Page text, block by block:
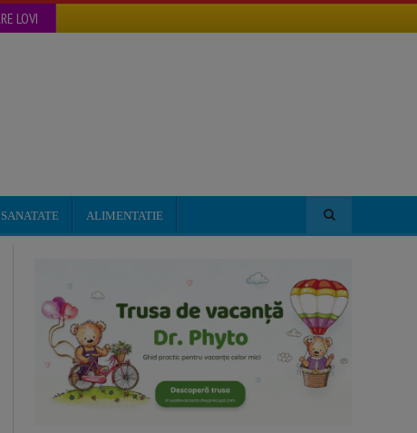
LOVI
SANATATE ALIMENTATIE